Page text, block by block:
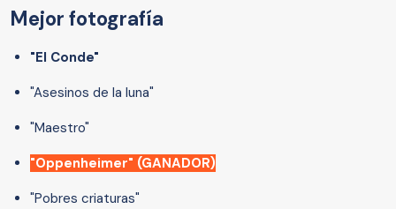
Mejor fotografía
"El Conde"
"Asesinos de la luna"
"Maestro"
"Oppenheimer" (GANADOR)
"Pobres criaturas"